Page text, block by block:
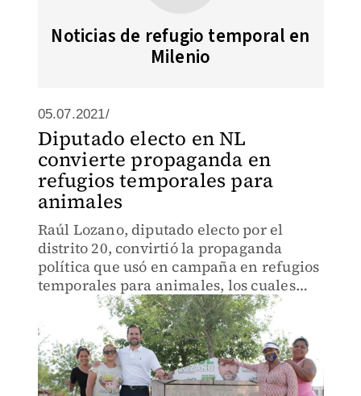
Noticias de refugio temporal en
Milenio
05.07.2021/
Diputado electo en NL
convierte propaganda en
refugios temporales para
animales
Raúl Lozano, diputado electo por el
distrito 20, convirtió la propaganda
política que usó en campaña en refugios
temporales para animales, los cuales
serán colocados en diferentes puntos del
municipio de García, Nuevo León.